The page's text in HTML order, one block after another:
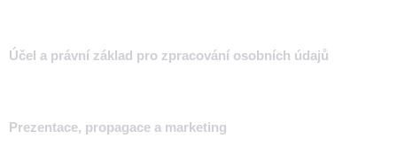
Účel a právní základ pro zpracování osobních údajů
Prezentace, propagace a marketing